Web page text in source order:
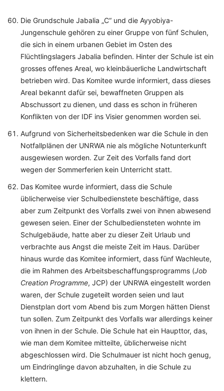
Die Grundschule Jabalia „C“ und die Ayyobiya-
Jungenschule gehören zu einer Gruppe von fünf Schulen,
die sich in einem urbanen Gebiet im Osten des
Flüchtlingslagers Jabalia befinden. Hinter der Schule ist ein
grosses offenes Areal, wo kleinbäuerliche Landwirtschaft
betrieben wird. Das Komitee wurde informiert, dass dieses
Areal bekannt dafür sei, bewaffneten Gruppen als
Abschussort zu dienen, und dass es schon in früheren
Konflikten von der IDF ins Visier genommen worden sei.
Aufgrund von Sicherheitsbedenken war die Schule in den
Notfallplänen der UNRWA nie als mögliche Notunterkunft
ausgewiesen worden. Zur Zeit des Vorfalls fand dort
wegen der Sommerferien kein Unterricht statt.
Das Komitee wurde informiert, dass die Schule
üblicherweise vier Schulbedienstete beschäftige, dass
aber zum Zeitpunkt des Vorfalls zwei von ihnen abwesend
gewesen seien. Einer der Schulbediensteten wohnte im
Schulgebäude, hatte aber zu dieser Zeit Urlaub und
verbrachte aus Angst die meiste Zeit im Haus. Darüber
hinaus wurde das Komitee informiert, dass fünf Wachleute,
die im Rahmen des Arbeitsbeschaffungsprogramms (Job
Creation Programme, JCP) der UNRWA eingestellt worden
waren, der Schule zugeteilt worden seien und laut
Dienstplan dort vom Abend bis zum Morgen hätten Dienst
tun sollen. Zum Zeitpunkt des Vorfalls war allerdings keiner
von ihnen in der Schule. Die Schule hat ein Haupttor, das,
wie man dem Komitee mitteilte, üblicherweise nicht
abgeschlossen wird. Die Schulmauer ist nicht hoch genug,
um Eindringlinge davon abzuhalten, in die Schule zu
klettern.